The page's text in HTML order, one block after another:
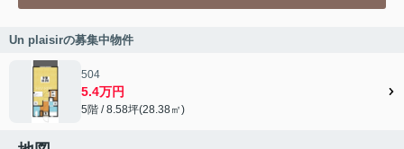
Un plaisirの募集中物件
504
5.4万円
5階 / 8.58坪(28.38㎡)